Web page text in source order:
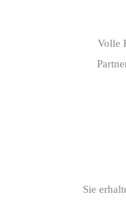
Volle
Sie